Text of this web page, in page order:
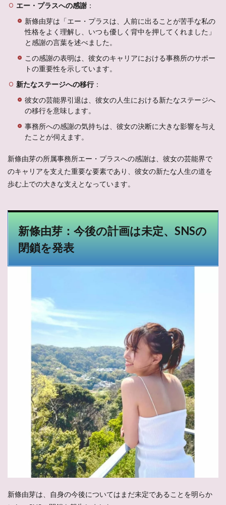
エー・プラスへの感謝 ：
新條由芽は「エー・プラスは、人前に出ることが苦手な私の
性格をよく理解し、いつも優しく背中を押してくれました」
と感謝の言葉を述べました。
この感謝の表明は、彼女のキャリアにおける事務所のサポー
トの重要性を示しています。
新たなステージへの移行：
彼女の芸能界引退は、彼女の人生における新たなステージへ
の移行を意味します。
事務所への感謝の気持ちは、彼女の決断に大きな影響を与え
たことが伺えます。
新條由芽の所属事務所エー・プラスへの感謝は、彼女の芸能界で
のキャリアを支えた重要な要素であり、彼女の新たな人生の道を
歩む上での大きな支えとなっています。
新條由芽：今後の計画は未定、SNSの
閉鎖を発表
新條由芽は、自身の今後についてはまだ未定であることを明らか